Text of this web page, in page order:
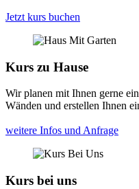
Jetzt kurs buchen
Kurs zu Hause
Wir planen mit Ihnen gerne
Wänden und erstellen Ihnen
weitere Infos und Anfrage
Kurs bei uns